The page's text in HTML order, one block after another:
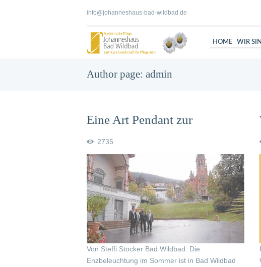
info@johanneshaus-bad-wildbad.de
HOME WIR
Author page: admin
Eine Art Pendant zur
Enzbeleuchtung
2735
Von Steffi Stocker Bad Wildbad. Die
Enzbeleuchtung im Sommer ist in Bad Wildbad